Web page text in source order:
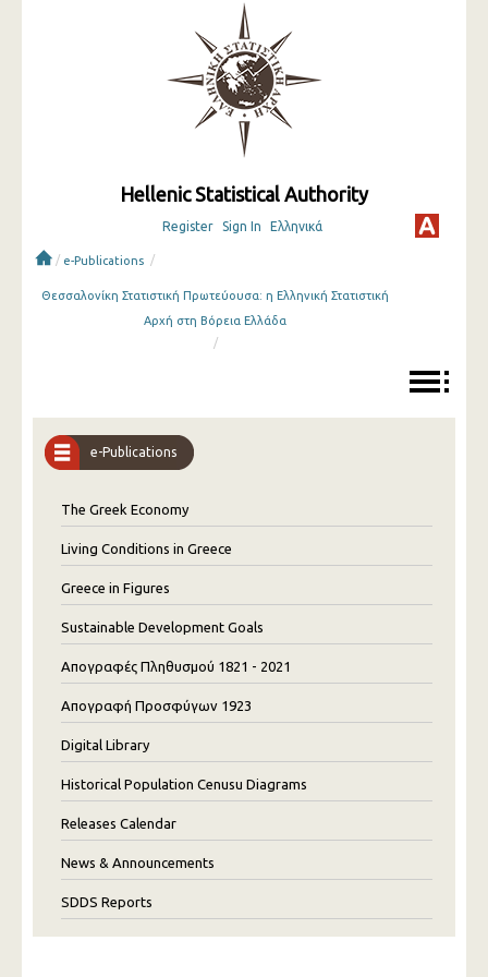
Hellenic Statistical Authority
Register Sign In Ελληνικά
/ e-Publications /
Θεσσαλονίκη Στατιστική Πρωτεύουσα: η Ελληνική Στατιστική
Αρχή στη Βόρεια Ελλάδα
/
e-Publications
The Greek Economy
Living Conditions in Greece
Greece in Figures
Sustainable Development Goals
Απογραφές Πληθυσμού 1821 - 2021
Απογραφή Προσφύγων 1923
Digital Library
Historical Population Cenusu Diagrams
Releases Calendar
News & Announcements
SDDS Reports